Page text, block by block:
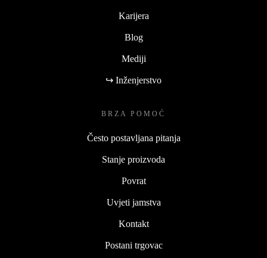
Karijera
Blog
Mediji
↪ Inženjerstvo
BRZA POMOĆ
Često postavljana pitanja
Stanje proizvoda
Povrat
Uvjeti jamstva
Kontakt
Postani trgovac